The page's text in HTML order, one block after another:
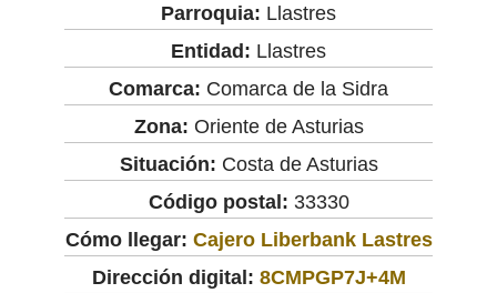
Parroquia: Llastres
Entidad: Llastres
Comarca: Comarca de la Sidra
Zona: Oriente de Asturias
Situación: Costa de Asturias
Código postal: 33330
Cómo llegar: Cajero Liberbank Lastres
Dirección digital: 8CMPGP7J+4M